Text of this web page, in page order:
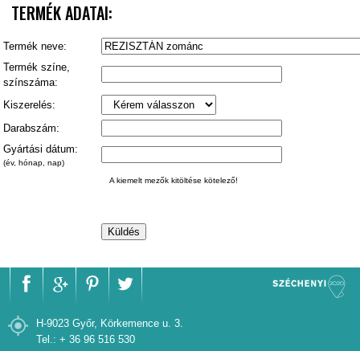
TERMÉK ADATAI:
Termék neve:
Termék színe,
színszáma:
Kiszerelés:
Darabszám:
Gyártási dátum:
(év, hónap, nap)
A kiemelt mezők kitöltése kötelező!
H-9023 Győr, Körkemence u. 3.
Tel.: + 36 96 516 530